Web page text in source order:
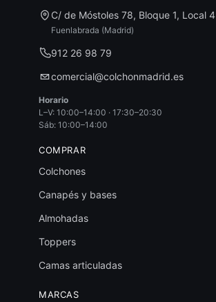
C/ de Móstoles 78, Bloque 1, Local 4
Fuenlabrada (Madrid)
912 26 98 79
comercial@colchonmadrid.es
Horario
L–V: 10:00–14:00 · 17:30–20:30
Sáb: 10:00–14:00
COMPRAR
Colchones
Canapés y bases
Almohadas
Toppers
Camas articuladas
MARCAS